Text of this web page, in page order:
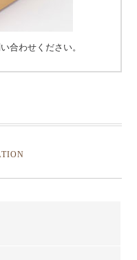
合わせください。